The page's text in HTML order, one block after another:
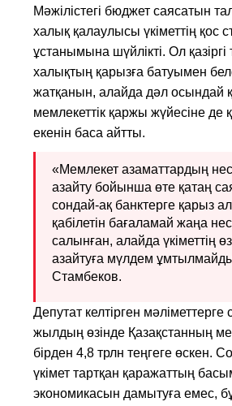
Мәжілістегі бюджет саясатын
халық қалаулысы үкіметтің қос
ұстанымына шүйлікті. Ол
халықтың қарызға батуымен
жатқанын, алайда дәл осындай
мемлекеттік қаржы жүйесіне де
екенін баса айтты.
«Мемлекет азаматтардың
азайту бойынша өте қатаң
сондай-ақ банктерге қарыз
қабілетін бағаламай жаңа
салынған, алайда үкіметтің
азайтуға мүлдем
Стамбеков.
Депутат келтірген мәліметтерге
жылдың өзінде Қазақстанның
бірден 4,8 трлн теңгеге өскен.
үкімет тартқан қаражаттың
экономикасын дамытуға емес,